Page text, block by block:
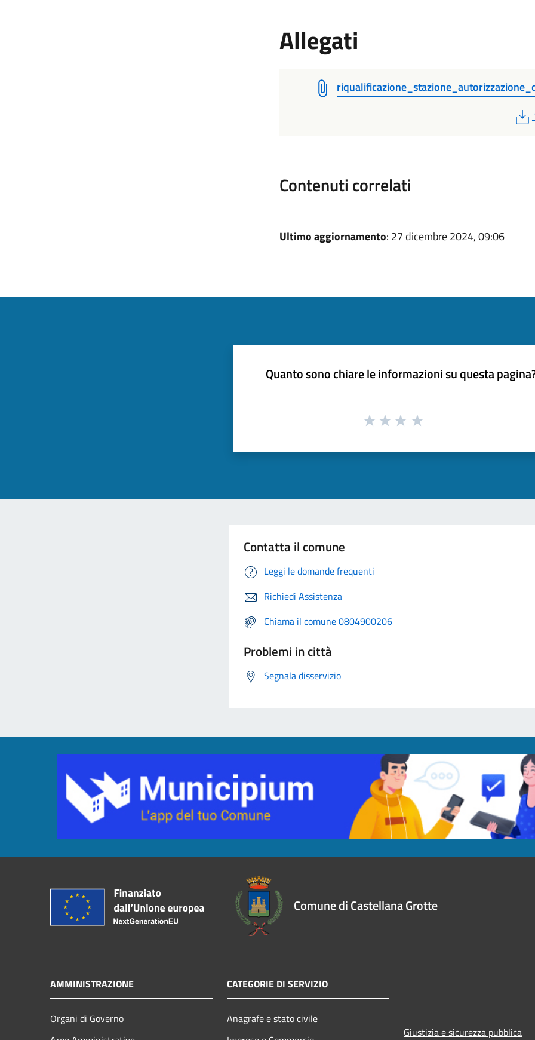
Allegati
Contenuti correlati
Ultimo aggiornamento: 27 dicembre 2024, 09:06
Quanto sono chiare le informazioni su questa
Contatta il comune
Leggi le domande frequenti
Richiedi Assistenza
Chiama il comune 0804900206
Problemi in città
Segnala disservizio
Comune di Castellana Grotte
AMMINISTRAZIONE
Organi di Governo
CATEGORIE DI SERVIZIO
Anagrafe e stato civile
Giustizia e sicurezza pubblica